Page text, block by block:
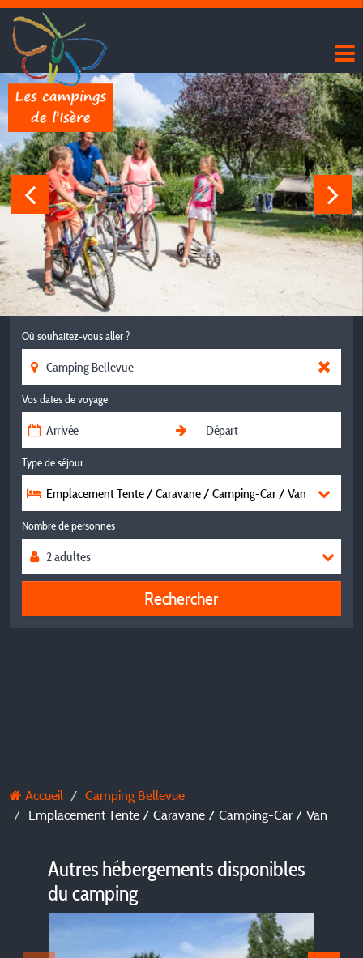
Où souhaitez-vous aller ?
Vos dates de voyage
Type de séjour
Emplacement Tente / Caravane / Camping-Car / Van
Nombre de personnes
Rechercher
Accueil
Camping Bellevue
Emplacement Tente / Caravane / Camping-Car / Van
Autres hébergements disponibles
du camping